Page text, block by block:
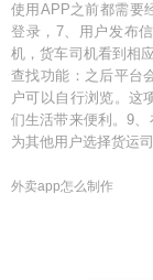
使用APP之前都需要
登录，7、用户发布
机，货车司机看到相
查找功能：之后平台
户可以自行浏览。这
们生活带来便利。9
为其他用户选择货运
外卖app怎么制作